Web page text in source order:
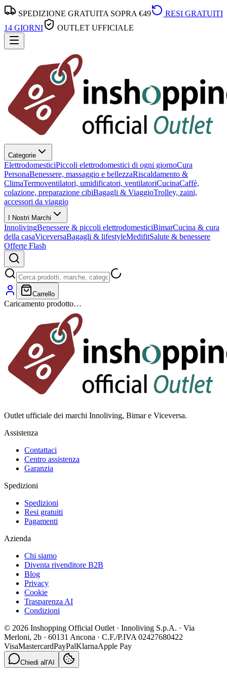
SPEDIZIONE GRATUITA SOPRA €49
RESI GRATUITI
14 GIORNI
OUTLET UFFICIALE
Categorie
ElettrodomesticiPiccoli elettrodomestici di ogni giornoCura
PersonaBenessere, massaggio e bellezzaRiscaldamento &
ClimaTermoventilatori, umidificatori, ventilatoriCucinaCaffè,
colazione, preparazione cibiBagagli & ViaggioTrolley, zaini,
accessori da viaggio
I Nostri Marchi
InnolivingBenessere & piccoli elettrodomesticiBimarCucina & cura
della casaViceversaBagagli & lifestyleMedifitSalute & benessere
Offerte Flash
Carrello
Caricamento prodotto…
Outlet ufficiale dei marchi Innoliving, Bimar e Viceversa.
Assistenza
Contattaci
Centro assistenza
Garanzia
Spedizioni
Spedizioni
Resi gratuiti
Pagamenti
Azienda
Chi siamo
Diventa rivenditore B2B
Blog
Privacy
Cookie
Trasparenza AI
Condizioni
© 2026 Inshopping Official Outlet · Innoliving S.p.A. · Via
Merloni, 2b · 60131 Ancona · C.F./P.IVA 02427680422
VisaMastercardPayPalKlarnaApple Pay
Chiedi all'AI